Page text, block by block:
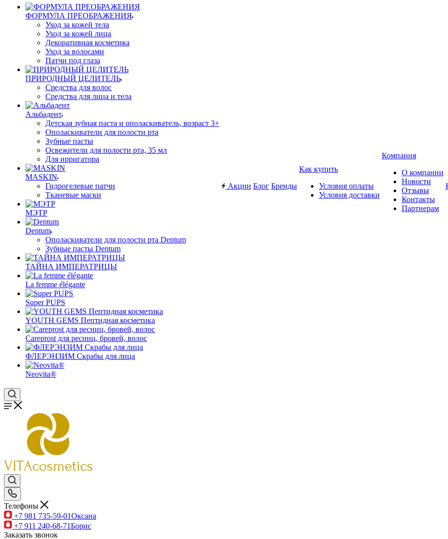
ФОРМУЛА ПРЕОБРАЖЕНИЯ
Уход за кожей тела
Уход за кожей лица
Декоративная косметика
Уход за волосами
Патчи под глаза
ПРИРОДНЫЙ ЦЕЛИТЕЛЬ
Средства для волос
Средства для лица и тела
Альбадент
Детская зубная паста и ополаскиватель, возраст 3+
Ополаскиватели для полости рта
Зубные пасты
Освежители для полости рта, 35 мл
Для ирригатора
MASKIN
Гидрогелевые патчи
Тканевые маски
МЭТР
Dentum
Ополаскиватели для полости рта Dentum
Зубные пасты Dentum
ТАЙНА ИМПЕРАТРИЦЫ
La femme élégante
Super PUPS
YOUTH GEMS Пептидная косметика
Careprost для ресниц, бровей, волос
ФЛЕРЭНЗИМ Скрабы для лица
Neovita®
Акции Блог Бренды
Как купить
Условия оплаты
Условия доставки
Компания
О компании
Новости
Отзывы
Контакты
Партнерам
Телефоны
+7 981 735-59-01Оксана
+7 911 240-68-71Борис
Заказать звонок